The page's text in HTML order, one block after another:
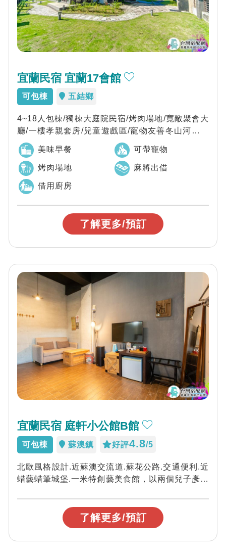
宜蘭民宿 宜蘭17會館
可包棟 五結鄉
4~18人包棟/獨棟大庭院民宿/烤肉場地/寬敞聚會大
廳/一樓孝親套房/兒童遊戲區/寵物友善冬山河親水
公園步行五分鐘、羅東夜市車程1...
美味早餐 可帶寵物
烤肉場地 麻將出借
借用廚房
了解更多/預訂
宜蘭民宿 庭軒小公館B館
可包棟 蘇澳鎮 好評4.8/5
北歐風格設計.近蘇澳交流道.蘇花公路.交通便利.近
蜡藝蜡筆城堡.一米特創藝美食館，以兩個兒子彥庭
了解更多/預訂